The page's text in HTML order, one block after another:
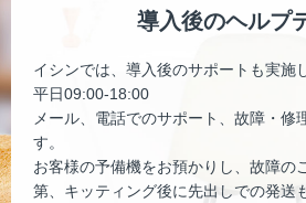
導入後のヘルプ
イシンでは、導入後のサポートも実施
平日09:00-18:00
メール、電話でのサポート、故障・修
す。
お客様の予備機をお預かりし、故障の
第、キッティング後に先出しでの発送